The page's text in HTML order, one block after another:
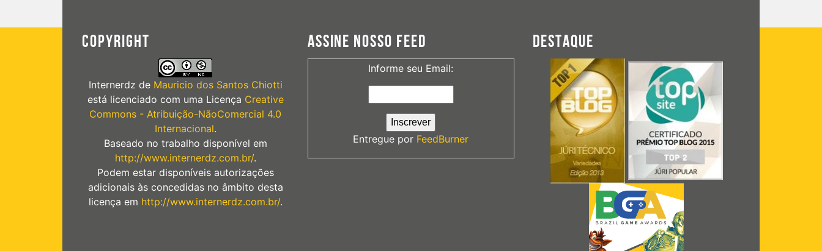
COPYRIGHT
Internerdz de Mauricio dos Santos Chiotti
está licenciado com uma Licença Creative
Commons - Atribuição-NãoComercial 4.0
Internacional.
Baseado no trabalho disponível em
http://www.internerdz.com.br/.
Podem estar disponíveis autorizações
adicionais às concedidas no âmbito desta
licença em http://www.internerdz.com.br/.
ASSINE NOSSO FEED
Informe seu Email:
Entregue por FeedBurner
DESTAQUE